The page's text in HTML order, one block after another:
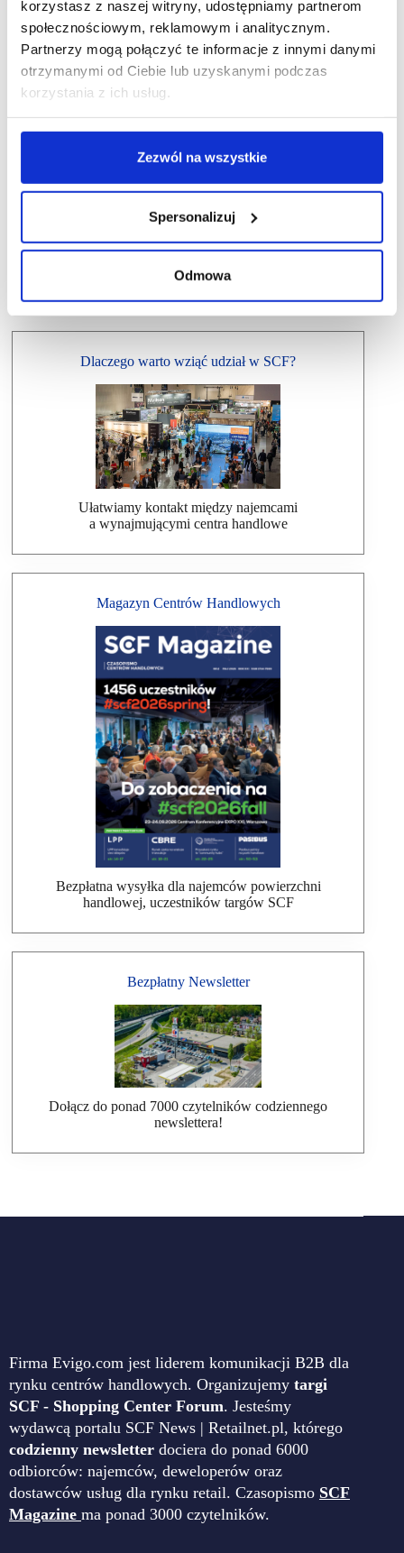
korzystasz z naszej witryny, udostępniamy partnerom
społecznościowym, reklamowym i analitycznym.
Partnerzy mogą połączyć te informacje z innymi danymi
otrzymanymi od Ciebie lub uzyskanymi podczas
korzystania z ich usług.
Zezwól na wszystkie
Spersonalizuj
Odmowa
Dlaczego warto wziąć udział w SCF?
Ułatwiamy kontakt między najemcami
a wynajmującymi centra handlowe
Magazyn Centrów Handlowych
Bezpłatna wysyłka dla najemców powierzchni
handlowej, uczestników targów SCF
Bezpłatny Newsletter
Dołącz do ponad 7000 czytelników codziennego
newslettera!
Firma Evigo.com jest liderem komunikacji B2B dla
rynku centrów handlowych. Organizujemy targi
SCF - Shopping Center Forum. Jesteśmy
wydawcą portalu SCF News | Retailnet.pl, którego
codzienny newsletter dociera do ponad 6000
odbiorców: najemców, deweloperów oraz
dostawców usług dla rynku retail. Czasopismo SCF
Magazine ma ponad 3000 czytelników.